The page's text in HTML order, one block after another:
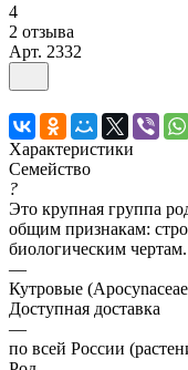
4
2 отзыва
Арт. 2332
Характеристики
Семейство
?
Это крупная группа
общим признакам:
биологическим чертам.
—
Кутровые
Доступная доставка
—
по всей России